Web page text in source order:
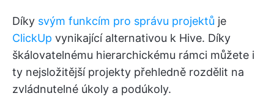
Díky svým funkcím pro správu projektů je
ClickUp vynikající alternativou k Hive. Díky
škálovatelnému hierarchickému rámci můžete i
ty nejsložitější projekty přehledně rozdělit na
zvládnutelné úkoly a podúkoly.